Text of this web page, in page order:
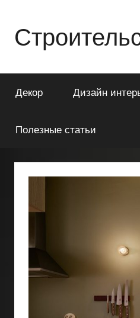
содержимому
о
строительстве
Декор Дизайн
Полезные статьи